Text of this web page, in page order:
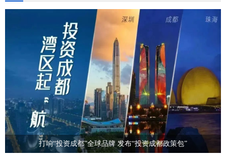
打响“投资成都”全球品牌 发布“投资成都政策包”